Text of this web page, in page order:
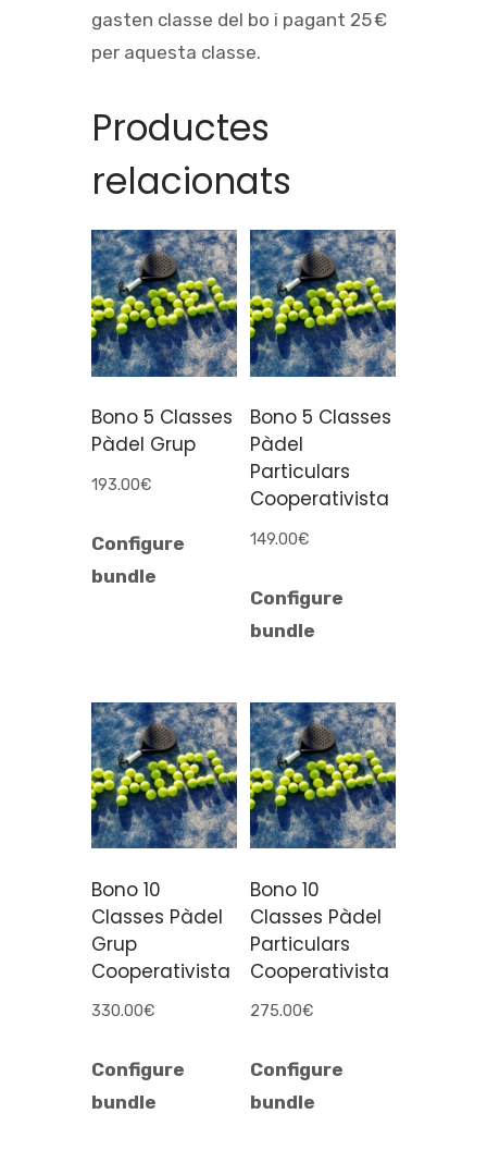
gasten classe del bo i pagant 25 €
per aquesta classe.
Productes
relacionats
Bono 5 Classes
Pàdel Grup
193.00€
Configure
bundle
Bono 5 Classes
Pàdel
Particulars
Cooperativista
149.00€
Configure
bundle
Bono 10
Classes Pàdel
Grup
Cooperativista
330.00€
Configure
bundle
Bono 10
Classes Pàdel
Particulars
Cooperativista
275.00€
Configure
bundle